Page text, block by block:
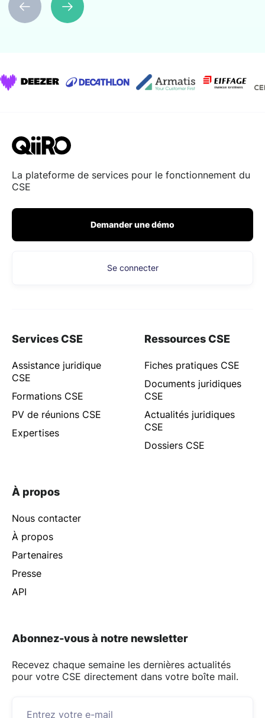
La plateforme de services pour le fonctionnement du
CSE
Demander une démo
Se connecter
Services CSE
Assistance juridique
CSE
Formations CSE
PV de réunions CSE
Expertises
Ressources CSE
Fiches pratiques CSE
Documents juridiques
CSE
Actualités juridiques
CSE
Dossiers CSE
À propos
Nous contacter
À propos
Partenaires
Presse
API
Abonnez-vous à notre newsletter
Recevez chaque semaine les dernières actualités
pour votre CSE directement dans votre boîte mail.